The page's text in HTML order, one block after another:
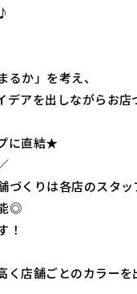
るか」を考え、
デアを出しながらお
に直結★
くりは各店のスタッ
◎
！
店舗ごとのカラーを